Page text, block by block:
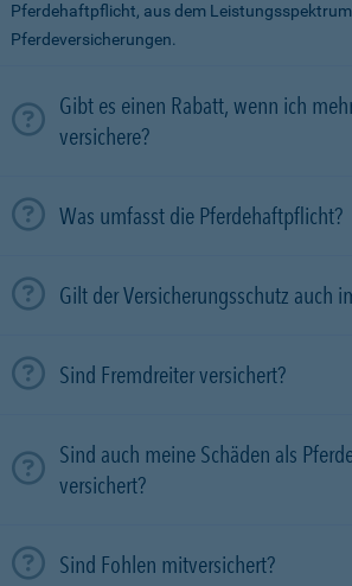
Pferdehaftpflicht, aus dem
Pferdeversicherungen.
Gibt es einen Rabatt, wenn ich
versichere?
Was umfasst die Pferdehaftpflicht?
Gilt der Versicherungsschutz auch
Sind Fremdreiter versichert?
Sind auch meine Schäden als
versichert?
Sind Fohlen mitversichert?